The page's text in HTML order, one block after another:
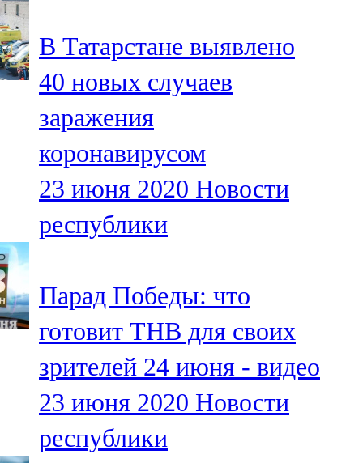
Мамадыш
106,2 FM
Минзәлә
107,3 FM
Мөслим
100,0 FM
104,7 FM
Олы Әтнә
71,42 FM
Сарман
107,8 FM
В Татарстане выявлено
40 новых случаев
заражения
коронавирусом
23 июня 2020 Новости
республики
Парад Победы: что
готовит ТНВ для своих
зрителей 24 июня - видео
23 июня 2020 Новости
республики